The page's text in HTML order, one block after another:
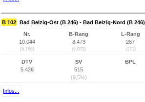
B 102 Bad Belzig-Ost (B 246) - Bad Belzig-Nord (B 246)
Nr.
10.044
(8.766)
B-Rang
8.473
(6.073)
L-Rang
287
(171)
DTV
5.426
SV
515
(9,5%)
BPL
Infos...